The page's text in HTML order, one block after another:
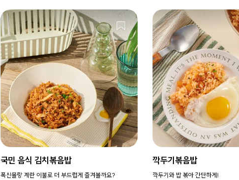
국민 음식 김치볶음밥
폭신몰랑 계란 이불로 더 부드럽게 즐겨볼까요?
깍두기볶음밥
깍두기와 밥 볶아 간단하게!